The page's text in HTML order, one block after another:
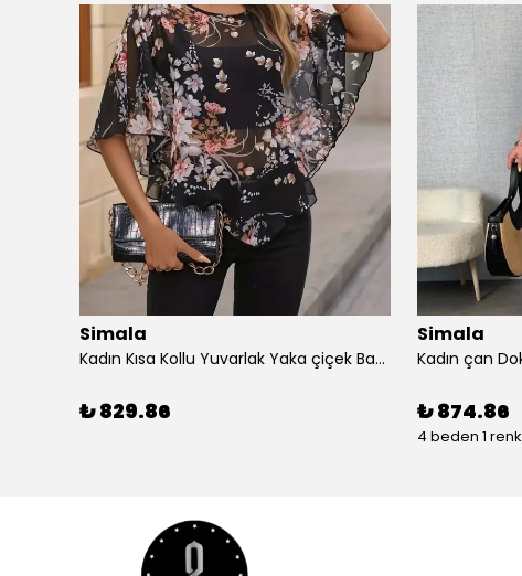
Simala
Kadın Kısa Kollu Yuvarlak Yaka çiçek Baskılı Asimetrik Kesim şifon Bluz
₺ 829.86
Simala
₺ 874.86
4 beden 1 renk